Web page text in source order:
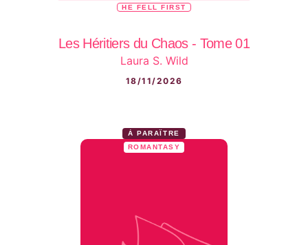
HE FELL FIRST
Les Héritiers du Chaos - Tome 01
Laura S. Wild
18/11/2026
À PARAÎTRE
ROMANTASY